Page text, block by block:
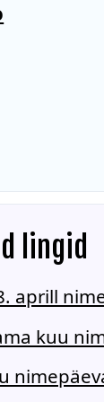
lingid
aprill
kuu